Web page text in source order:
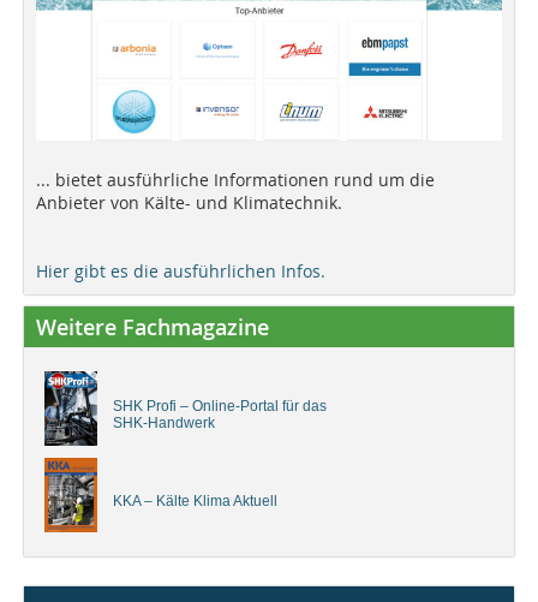
... bietet ausführliche Informationen rund um die
Anbieter von Kälte- und Klimatechnik.
Hier gibt es die ausführlichen Infos.
Weitere Fachmagazine
SHK Profi – Online-Portal für das
SHK-Handwerk
KKA – Kälte Klima Aktuell